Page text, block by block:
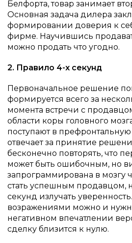
Белфорта, товар занимает
Основная задача дилера
формировании доверия к
фирме. Научившись
можно продать что угодно.
2. Правило 4-х секунд
Первоначальное решение
формируется всего за
момента встречи с
области коры головного
поступают в префронтальную
отвечает за принятие
бесконечно повторять, что
может быть ошибочным, но
запрограммирована в мозгу
стать успешным продавцом,
секунд излучать
возражениями можно и
негативном впечатлении
сделку близится к нулю.